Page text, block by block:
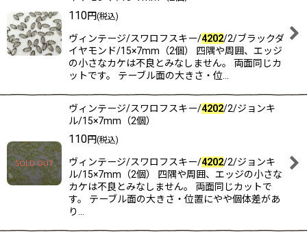
110円(税込)
ヴィンテージ/スワロフスキー/4202/2/ブラックダ
イヤモンド/15×7mm（2個） 四隅や周囲、エッジ
の小さなカケは不良とみなしません。 両面同じカ
ットです。 テーブル面の大きさ・位…
ヴィンテージ/スワロフスキー/4202/2/ジョンキ
ル/15×7mm（2個）
110円(税込)
ヴィンテージ/スワロフスキー/4202/2/ジョンキ
ル/15×7mm（2個） 四隅や周囲、エッジの小さな
カケは不良とみなしません。 両面同じカットで
す。 テーブル面の大きさ・位置にやや個体差があ
り…